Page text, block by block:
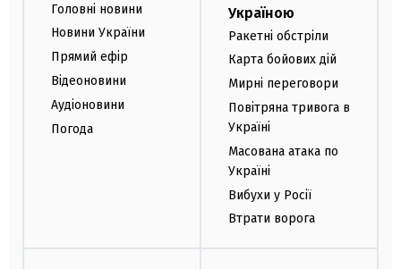
Головні новини
Новини України
Прямий ефір
Відеоновини
Аудіоновини
Погода
Україною
Ракетні обстріли
Карта бойових дій
Мирні переговори
Повітряна тривога в
Україні
Масована атака по
Україні
Вибухи у Росії
Втрати ворога